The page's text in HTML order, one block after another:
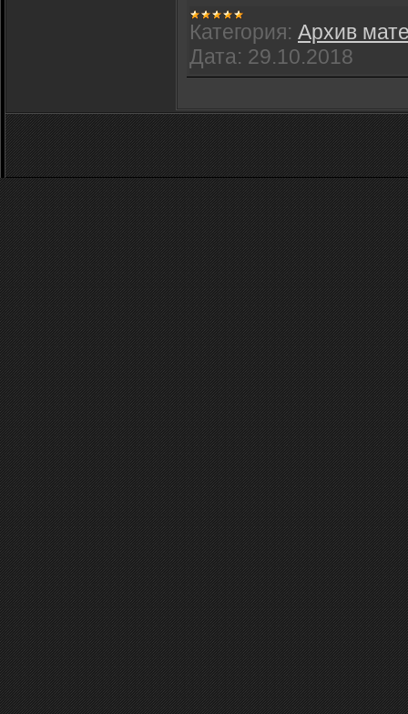
Категория: Архив
Дата: 29.10.2018